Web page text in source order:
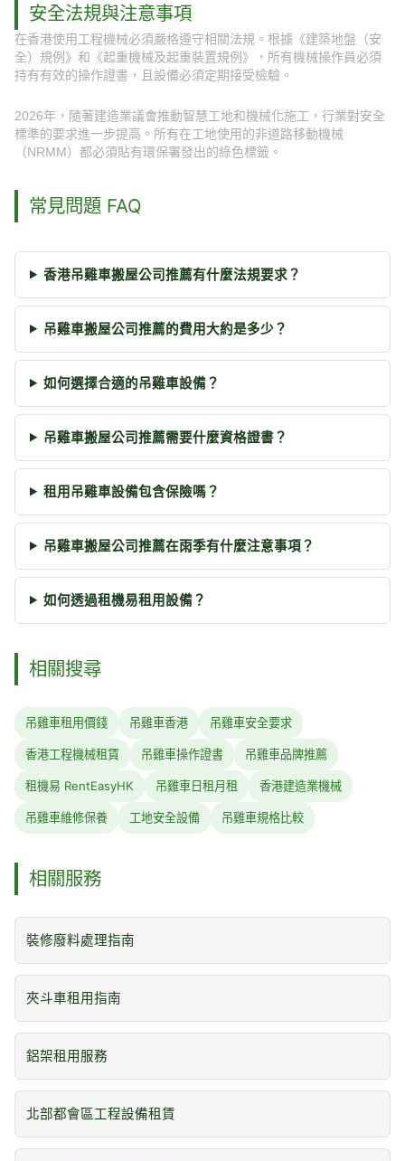
安全法規與注意事項
在香港使用工程機械必須嚴格遵守相關法規。根據《建築地盤（安
全）規例》和《起重機械及起重裝置規例》，所有機械操作員必須
持有有效的操作證書，且設備必須定期接受檢驗。
2026年，隨著建造業議會推動智慧工地和機械化施工，行業對安全
標準的要求進一步提高。所有在工地使用的非道路移動機械
（NRMM）都必須貼有環保署發出的綠色標籤。
常見問題 FAQ
香港吊雞車搬屋公司推薦有什麼法規要求？
吊雞車搬屋公司推薦的費用大約是多少？
如何選擇合適的吊雞車設備？
吊雞車搬屋公司推薦需要什麼資格證書？
租用吊雞車設備包含保險嗎？
吊雞車搬屋公司推薦在雨季有什麼注意事項？
如何透過租機易租用設備？
相關搜尋
吊雞車租用價錢 吊雞車香港 吊雞車安全要求
香港工程機械租賃 吊雞車操作證書 吊雞車品牌推薦
租機易 RentEasyHK 吊雞車日租月租 香港建造業機械
吊雞車維修保養 工地安全設備 吊雞車規格比較
相關服務
裝修廢料處理指南
夾斗車租用指南
鋁架租用服務
北部都會區工程設備租賃